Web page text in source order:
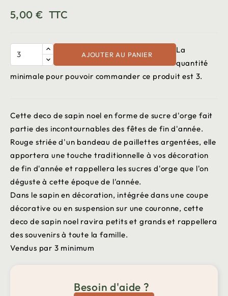
5,00 € TTC
AJOUTER AU PANIER
La
quantité
minimale pour pouvoir commander ce produit est 3.
Cette deco de sapin noel en forme de sucre d'orge fait
partie des incontournables des fêtes de fin d'année.
Rouge striée d'un bandeau de paillettes argentées, elle
apportera une touche traditionnelle à vos décoration
de fin d'année et rappellera les sucres d'orge que l'on
déguste à cette époque de l'année.
Dans le sapin en décoration, intégrée dans une coupe
décorative ou en suspension sur une couronne, cette
deco de sapin noel ravira petits et grands et rappellera
des souvenirs à toute la famille.
Vendus par 3 minimum
Besoin d'aide ?